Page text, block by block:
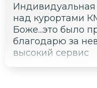
Индивидуальная
над курортами
Боже...это было
благодарю за
высокий сервис